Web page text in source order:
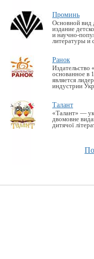
Проминь
Основной вид
издание
и научно-
литературы и
Ранок
Издательство
основанное в
является
индустрии
Талант
«Талант» —
двомовне
дитячої